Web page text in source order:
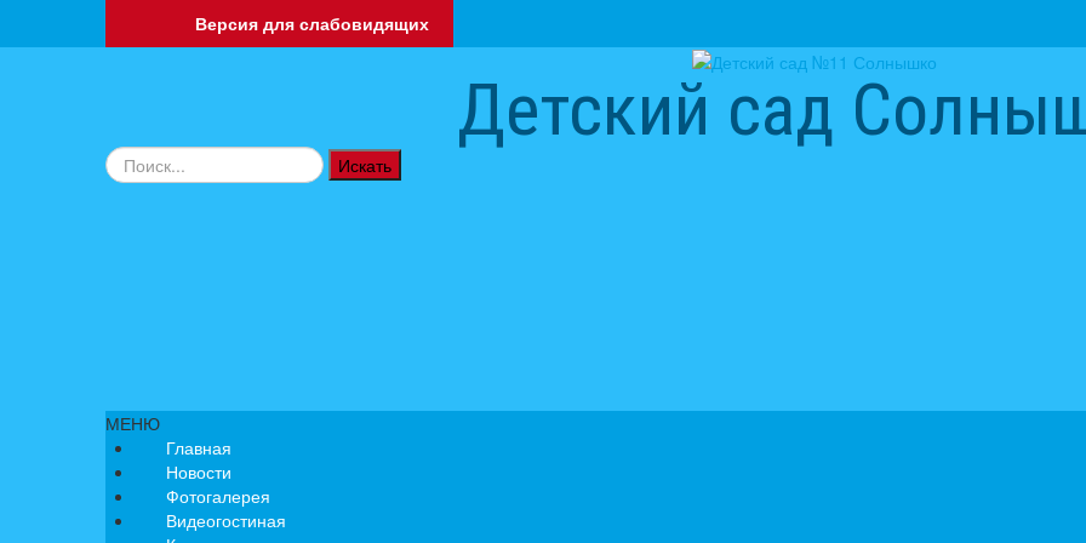
Версия для слабовидящих
Детский сад
Искать... Искать
МЕНЮ
Главная
Новости
Фотогалерея
Видеогостиная